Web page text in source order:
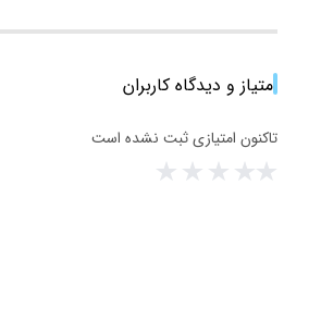
امتیاز و دیدگاه کاربران
تاکنون امتیازی ثبت نشده است